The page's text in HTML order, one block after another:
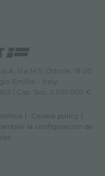
Via M.S. Ottone, 18-20
Emilia) - Italy
| Cap. Soc. 2.500.000 €
Cookie policy
la configuración de